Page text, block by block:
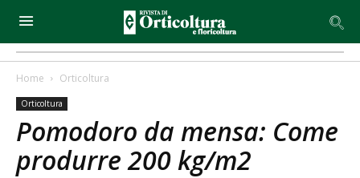
Home Orticoltura
Orticoltura
Pomodoro da mensa: Come
produrre 200 kg/m2